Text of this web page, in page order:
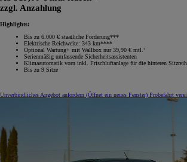
zzgl. Anzahlung
Highlights:
Bis zu 6.000 € staatliche Förderung***
Elektrische Reichweite: 343 km****
Optional Wartung+ mit Wallbox nur 39,90 € mtl.⁷
Serienmäßig umfassende Sicherheitsassistenten
Klimaautomatik vorn inkl. Frischluftanlage für die hinteren
Bis zu 9 Sitze
Unverbindliches Angebot anfordern (Öffnet ein neues Fenster) Probefahrt